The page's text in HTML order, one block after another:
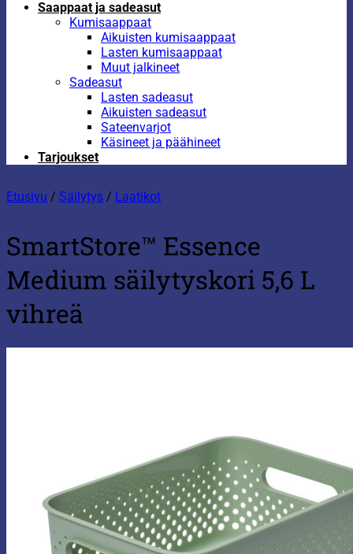
Saappaat ja sadeasut
Kumisaappaat
Aikuisten kumisaappaat
Lasten kumisaappaat
Muut jalkineet
Sadeasut
Lasten sadeasut
Aikuisten sadeasut
Sateenvarjot
Käsineet ja päähineet
Tarjoukset
Etusivu / Säilytys / Laatikot
SmartStore™ Essence
Medium säilytyskori 5,6 L
vihreä